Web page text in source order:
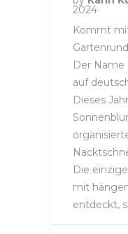
2024
Kommt
Der Name
auf
Dieses
Die
mit
entdeckt,